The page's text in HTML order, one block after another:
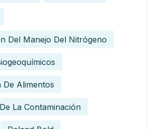
Del Manejo Del Nitrógeno
De Alimentos
La Contaminación